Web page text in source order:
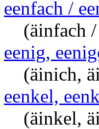
eenfach /
(äinfach
eenig,
(äinich,
eenkel,
(äinkel,